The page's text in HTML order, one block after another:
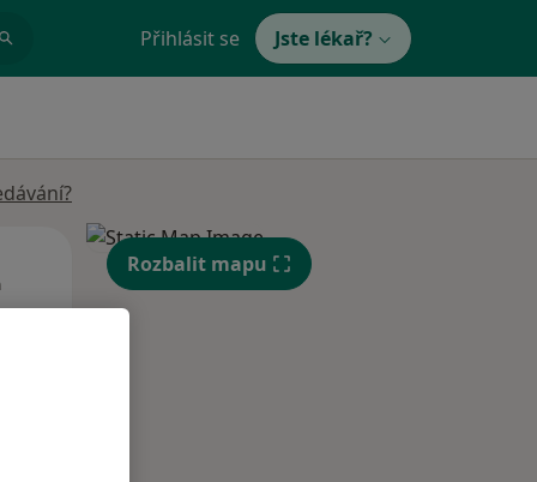
Přihlásit se Jste lékař?
Čt Pá
14 Srpen
Rozbalit mapu